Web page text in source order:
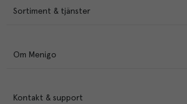
Sortiment & tjänster
Om Menigo
Kontakt & support